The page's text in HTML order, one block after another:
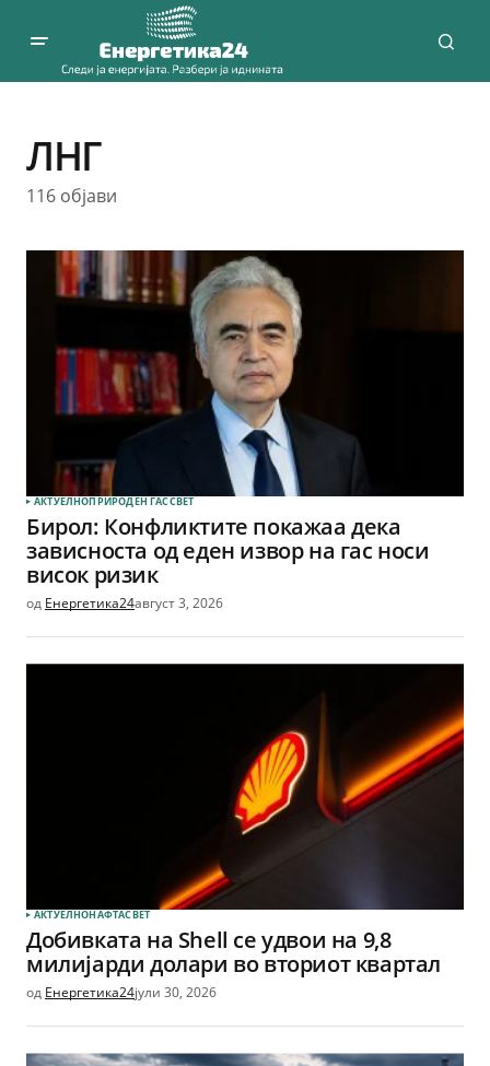
ЛНГ
116 објави
АКТУЕЛНОПРИРОДЕН ГАССВЕТ
Бирол: Конфликтите покажаа дека
зависноста од еден извор на гас носи
висок ризик
од Енергетика24август 3, 2026
АКТУЕЛНОНАФТАСВЕТ
Добивката на Shell се удвои на 9,8
милијарди долари во вториот квартал
од Енергетика24јули 30, 2026